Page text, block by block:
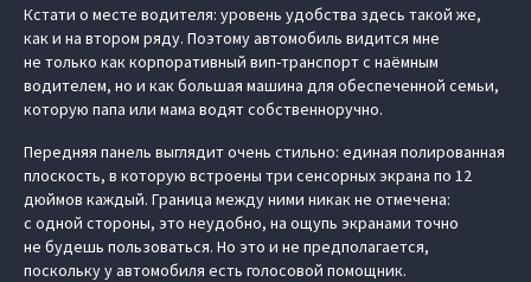
Кстати о месте водителя: уровень удобства здесь такой же,
как и на втором ряду. Поэтому автомобиль видится мне
не только как корпоративный вип-транспорт с наёмным
водителем, но и как большая машина для обеспеченной семьи,
которую папа или мама водят собственноручно.
Передняя панель выглядит очень стильно: единая полированная
плоскость, в которую встроены три сенсорных экрана по 12
дюймов каждый. Граница между ними никак не отмечена:
с одной стороны, это неудобно, на ощупь экранами точно
не будешь пользоваться. Но это и не предполагается,
поскольку у автомобиля есть голосовой помощник.